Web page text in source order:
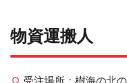
物資運搬人
受注場所：樹海の北